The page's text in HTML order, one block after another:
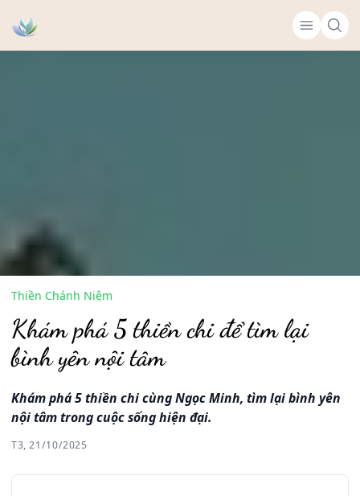
Thiền Chánh Niệm
Khám phá 5 thiền chi để tìm lại
bình yên nội tâm
Khám phá 5 thiền chi cùng Ngọc Minh, tìm lại bình yên
nội tâm trong cuộc sống hiện đại.
T3, 21/10/2025